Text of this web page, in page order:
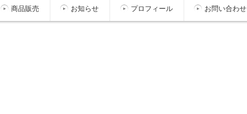
商品販売 お知らせ プロフィール お問い合わせ